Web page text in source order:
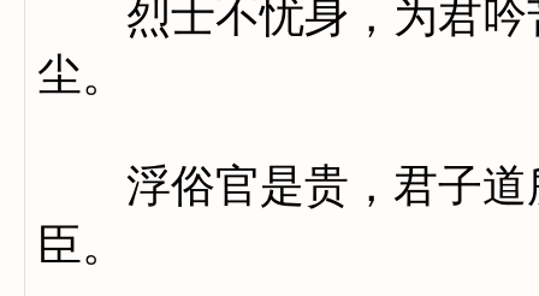
烈士不忧身，为君吟
尘。
浮俗官是贵，君子道
臣。